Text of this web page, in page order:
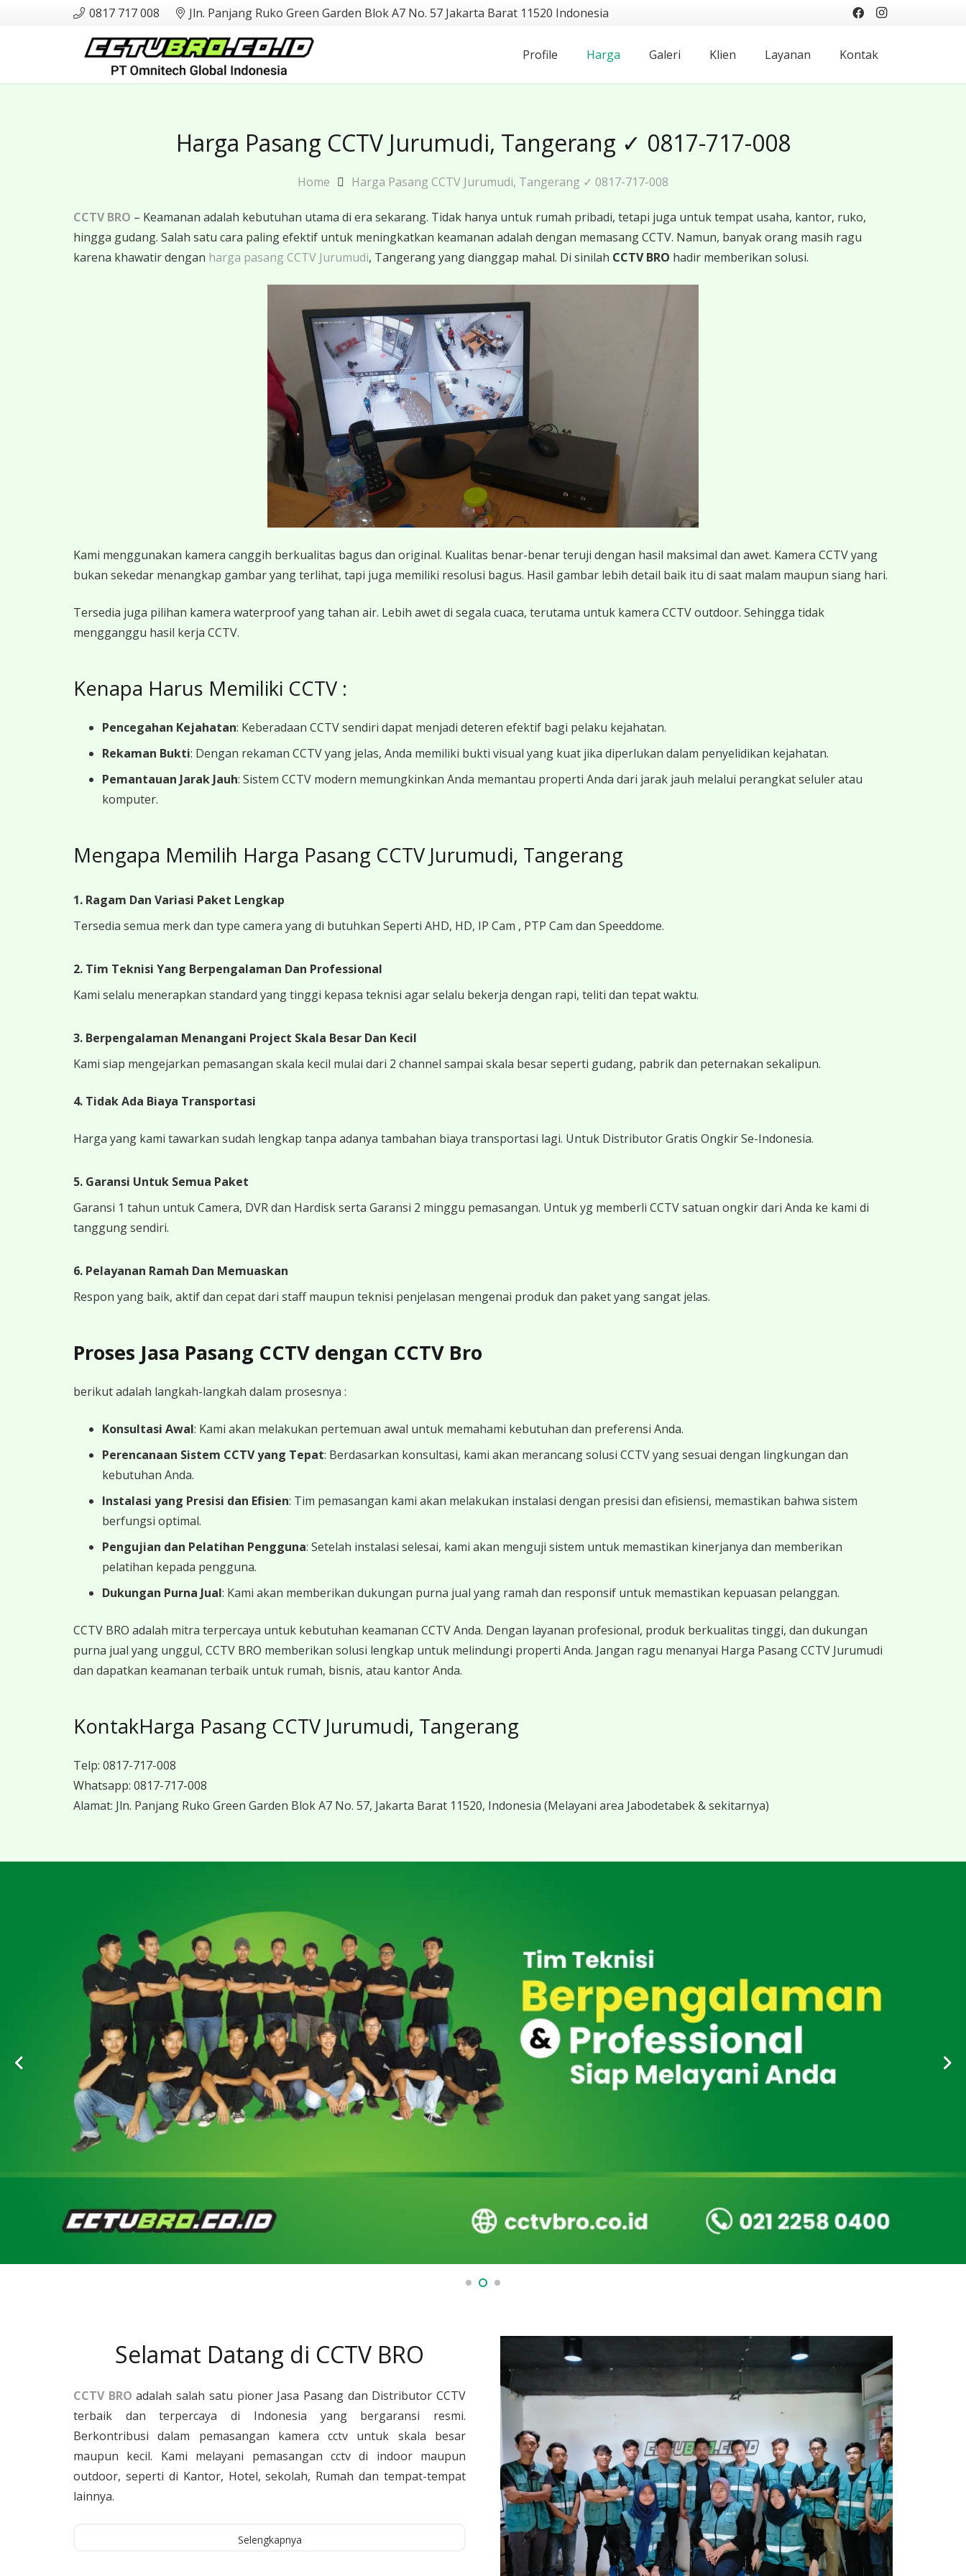
0817 717 008 Jln. Panjang Ruko Green Garden Blok A7 No. 57 Jakarta Barat 11520 Indonesia
Profile Harga Galeri Klien Layanan Kontak
Harga Pasang CCTV Jurumudi, Tangerang ✓ 0817-717-008
Home Harga Pasang CCTV Jurumudi, Tangerang ✓ 0817-717-008
CCTV BRO – Keamanan adalah kebutuhan utama di era sekarang. Tidak hanya untuk rumah pribadi, tetapi juga untuk tempat usaha, kantor, ruko,
hingga gudang. Salah satu cara paling efektif untuk meningkatkan keamanan adalah dengan memasang CCTV. Namun, banyak orang masih ragu
karena khawatir dengan harga pasang CCTV Jurumudi, Tangerang yang dianggap mahal. Di sinilah CCTV BRO hadir memberikan solusi.
Kami menggunakan kamera canggih berkualitas bagus dan original. Kualitas benar-benar teruji dengan hasil maksimal dan awet. Kamera CCTV yang
bukan sekedar menangkap gambar yang terlihat, tapi juga memiliki resolusi bagus. Hasil gambar lebih detail baik itu di saat malam maupun siang hari.
Tersedia juga pilihan kamera waterproof yang tahan air. Lebih awet di segala cuaca, terutama untuk kamera CCTV outdoor. Sehingga tidak
mengganggu hasil kerja CCTV.
Kenapa Harus Memiliki CCTV :
Pencegahan Kejahatan: Keberadaan CCTV sendiri dapat menjadi deteren efektif bagi pelaku kejahatan.
Rekaman Bukti: Dengan rekaman CCTV yang jelas, Anda memiliki bukti visual yang kuat jika diperlukan dalam penyelidikan kejahatan.
Pemantauan Jarak Jauh: Sistem CCTV modern memungkinkan Anda memantau properti Anda dari jarak jauh melalui perangkat seluler atau
komputer.
Mengapa Memilih Harga Pasang CCTV Jurumudi, Tangerang
1. Ragam Dan Variasi Paket Lengkap
Tersedia semua merk dan type camera yang di butuhkan Seperti AHD, HD, IP Cam , PTP Cam dan Speeddome.
2. Tim Teknisi Yang Berpengalaman Dan Professional
Kami selalu menerapkan standard yang tinggi kepasa teknisi agar selalu bekerja dengan rapi, teliti dan tepat waktu.
3. Berpengalaman Menangani Project Skala Besar Dan Kecil
Kami siap mengejarkan pemasangan skala kecil mulai dari 2 channel sampai skala besar seperti gudang, pabrik dan peternakan sekalipun.
4. Tidak Ada Biaya Transportasi
Harga yang kami tawarkan sudah lengkap tanpa adanya tambahan biaya transportasi lagi. Untuk Distributor Gratis Ongkir Se-Indonesia.
5. Garansi Untuk Semua Paket
Garansi 1 tahun untuk Camera, DVR dan Hardisk serta Garansi 2 minggu pemasangan. Untuk yg memberli CCTV satuan ongkir dari Anda ke kami di
tanggung sendiri.
6. Pelayanan Ramah Dan Memuaskan
Respon yang baik, aktif dan cepat dari staff maupun teknisi penjelasan mengenai produk dan paket yang sangat jelas.
Proses Jasa Pasang CCTV dengan CCTV Bro
berikut adalah langkah-langkah dalam prosesnya :
Konsultasi Awal: Kami akan melakukan pertemuan awal untuk memahami kebutuhan dan preferensi Anda.
Perencanaan Sistem CCTV yang Tepat: Berdasarkan konsultasi, kami akan merancang solusi CCTV yang sesuai dengan lingkungan dan
kebutuhan Anda.
Instalasi yang Presisi dan Efisien: Tim pemasangan kami akan melakukan instalasi dengan presisi dan efisiensi, memastikan bahwa sistem
berfungsi optimal.
Pengujian dan Pelatihan Pengguna: Setelah instalasi selesai, kami akan menguji sistem untuk memastikan kinerjanya dan memberikan
pelatihan kepada pengguna.
Dukungan Purna Jual: Kami akan memberikan dukungan purna jual yang ramah dan responsif untuk memastikan kepuasan pelanggan.
CCTV BRO adalah mitra terpercaya untuk kebutuhan keamanan CCTV Anda. Dengan layanan profesional, produk berkualitas tinggi, dan dukungan
purna jual yang unggul, CCTV BRO memberikan solusi lengkap untuk melindungi properti Anda. Jangan ragu menanyai Harga Pasang CCTV Jurumudi
dan dapatkan keamanan terbaik untuk rumah, bisnis, atau kantor Anda.
KontakHarga Pasang CCTV Jurumudi, Tangerang
Telp: 0817-717-008
Whatsapp: 0817-717-008
Alamat: Jln. Panjang Ruko Green Garden Blok A7 No. 57, Jakarta Barat 11520, Indonesia (Melayani area Jabodetabek & sekitarnya)
Selamat Datang di CCTV BRO
CCTV BRO adalah salah satu pioner Jasa Pasang dan Distributor CCTV
terbaik dan terpercaya di Indonesia yang bergaransi resmi.
Berkontribusi dalam pemasangan kamera cctv untuk skala besar
maupun kecil. Kami melayani pemasangan cctv di indoor maupun
outdoor, seperti di Kantor, Hotel, sekolah, Rumah dan tempat-tempat
lainnya.
Selengkapnya